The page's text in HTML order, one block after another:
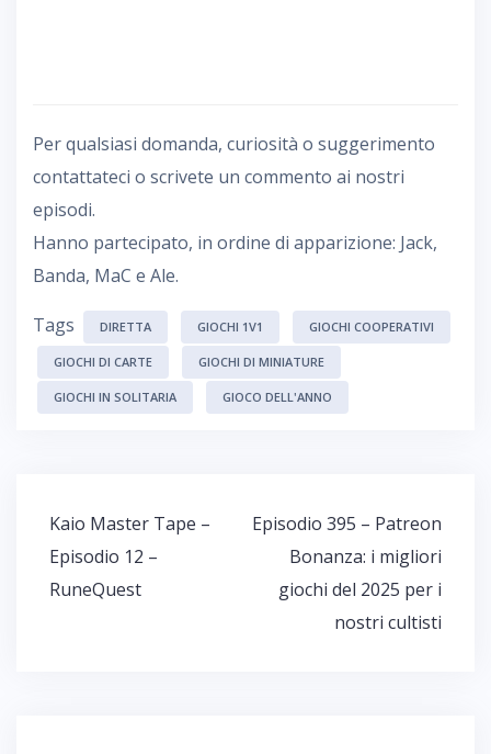
Per qualsiasi domanda, curiosità o suggerimento
contattateci o scrivete un commento ai nostri
episodi.
Hanno partecipato, in ordine di apparizione: Jack,
Banda, MaC e Ale.
Tags DIRETTA GIOCHI 1V1 GIOCHI COOPERATIVI
GIOCHI DI CARTE GIOCHI DI MINIATURE
GIOCHI IN SOLITARIA GIOCO DELL'ANNO
Navigazione
articoli
Kaio Master Tape –
Episodio 12 –
RuneQuest
Episodio 395 – Patreon
Bonanza: i migliori
giochi del 2025 per i
nostri cultisti